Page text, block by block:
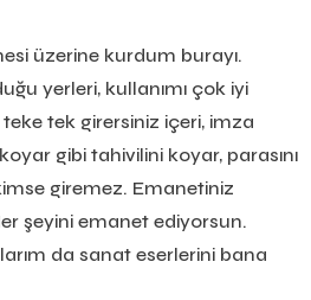
üzerine kurdum burayı.
yerleri, kullanımı çok iyi
teke tek girersiniz içeri, imza
gibi tahivilini koyar, parasını
giremez. Emanetiniz
şeyini emanet ediyorsun.
da sanat eserlerini bana